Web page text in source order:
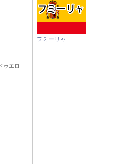
ゥエロ
フミーリャ